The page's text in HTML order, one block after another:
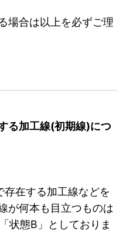
場合は以上を必ずご理
る加工線(初期線)につ
在する加工線などを
が何本も目立つものは
状態B」としておりま